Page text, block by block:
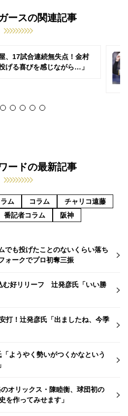
ースの関連記事
、17試合連続無失点！金村
げる喜びを感じながら…」
ードの最新記事
ム コラム
チャリコ遠藤
番記者コラム 阪神
でも投げたことのないくらい落ち
ォークでプロ初奪三振
む好リリーフ 辻発彦氏「いい勝
打！辻発彦氏「出ましたね、今季
ようやく勢いがつくかなという
オリックス・陳睦衡、球団初の
を作ってみせます」